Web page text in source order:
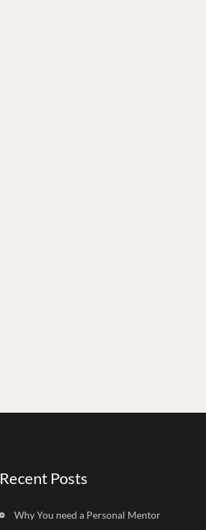
Recent Posts
Why You need a Personal Mentor